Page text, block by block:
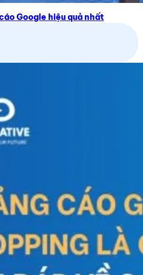
Google hiệu quả nhất